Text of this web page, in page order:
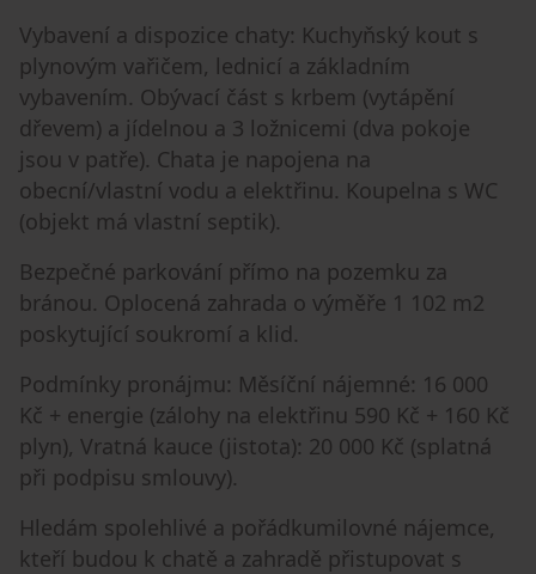
Vybavení a dispozice chaty: Kuchyňský kout s
plynovým vařičem, lednicí a základním
vybavením. Obývací část s krbem (vytápění
dřevem) a jídelnou a 3 ložnicemi (dva pokoje
jsou v patře). Chata je napojena na
obecní/vlastní vodu a elektřinu. Koupelna s WC
(objekt má vlastní septik).
Bezpečné parkování přímo na pozemku za
bránou. Oplocená zahrada o výměře 1 102 m2
poskytující soukromí a klid.
Podmínky pronájmu: Měsíční nájemné: 16 000
Kč + energie (zálohy na elektřinu 590 Kč + 160 Kč
plyn), Vratná kauce (jistota): 20 000 Kč (splatná
při podpisu smlouvy).
Hledám spolehlivé a pořádkumilovné nájemce,
kteří budou k chatě a zahradě přistupovat s